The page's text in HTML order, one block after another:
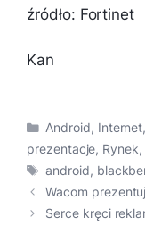
źródło: Fortinet
Kan
Kategorie
Android, Internet,
prezentacje, Rynek
Tagi
android,
Wacom
Serce kręci